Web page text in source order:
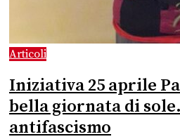
Articoli
Iniziativa 25 aprile
bella giornata di
antifascismo